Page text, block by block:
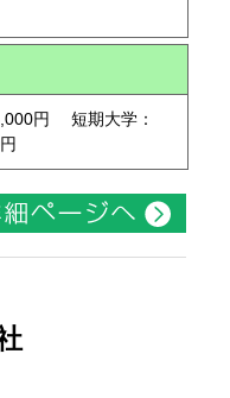
円 短期大学：